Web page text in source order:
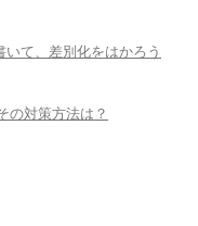
て、差別化をはかろう
の対策方法は？